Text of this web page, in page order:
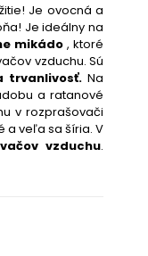
Je ovocná a
Je ideálny na
mikádo , ktoré
vzduchu. Sú
trvanlivosť. Na
a ratanové
v rozprašovači
a veľa sa šíria. V
vzduchu.